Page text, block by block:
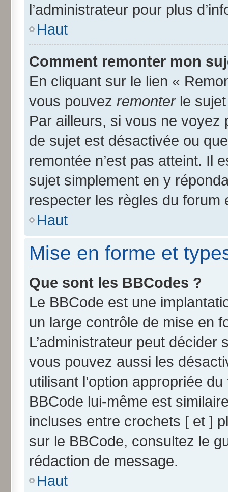
l’administrateur pour plus
Haut
Comment remonter mon
En cliquant sur le lien «
vous pouvez remonterle sujet
Par ailleurs, si vous ne voyez
de sujet est désactivée ou
remontée n’est pas atteint. Il
sujet simplement en y
respecter les règles du forum
Haut
Mise en forme et
Que sont les BBCodes ?
Le BBCode est une
un large contrôle de mise en
L’administrateur peut
vous pouvez aussi les
utilisant l’option appropriée
BBCode lui-même est
incluses entre crochets [ et ]
sur le BBCode, consultez le
rédaction de message.
Haut